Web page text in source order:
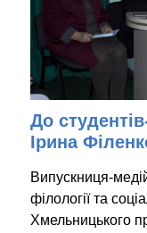
До
Ірина
Випускниця-
філології та
Хмельницького